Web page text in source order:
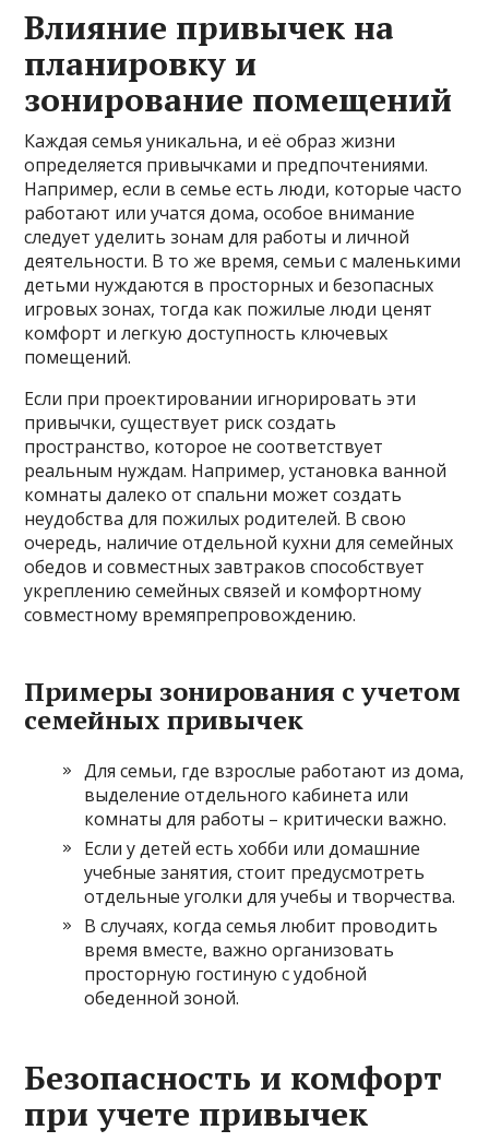
Влияние привычек на
планировку и
зонирование помещений
Каждая семья уникальна, и её образ жизни
определяется привычками и предпочтениями.
Например, если в семье есть люди, которые часто
работают или учатся дома, особое внимание
следует уделить зонам для работы и личной
деятельности. В то же время, семьи с маленькими
детьми нуждаются в просторных и безопасных
игровых зонах, тогда как пожилые люди ценят
комфорт и легкую доступность ключевых
помещений.
Если при проектировании игнорировать эти
привычки, существует риск создать
пространство, которое не соответствует
реальным нуждам. Например, установка ванной
комнаты далеко от спальни может создать
неудобства для пожилых родителей. В свою
очередь, наличие отдельной кухни для семейных
обедов и совместных завтраков способствует
укреплению семейных связей и комфортному
совместному времяпрепровождению.
Примеры зонирования с учетом
семейных привычек
Для семьи, где взрослые работают из дома,
выделение отдельного кабинета или
комнаты для работы – критически важно.
Если у детей есть хобби или домашние
учебные занятия, стоит предусмотреть
отдельные уголки для учебы и творчества.
В случаях, когда семья любит проводить
время вместе, важно организовать
просторную гостиную с удобной
обеденной зоной.
Безопасность и комфорт
при учете привычек